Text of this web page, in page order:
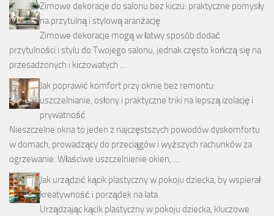
Zimowe dekoracje do salonu bez kiczu: praktyczne pomysły
na przytulną i stylową aranżację
Zimowe dekoracje mogą w łatwy sposób dodać
przytulności i stylu do Twojego salonu, jednak często kończą się na
przesadzonych i kiczowatych …
Jak poprawić komfort przy oknie bez remontu:
uszczelnianie, osłony i praktyczne triki na lepszą izolację i
prywatność
Nieszczelne okna to jeden z najczęstszych powodów dyskomfortu
w domach, prowadzący do przeciągów i wyższych rachunków za
ogrzewanie. Właściwe uszczelnienie okien, …
Jak urządzić kącik plastyczny w pokoju dziecka, by wspierał
kreatywność i porządek na lata
Urządzając kącik plastyczny w pokoju dziecka, kluczowe